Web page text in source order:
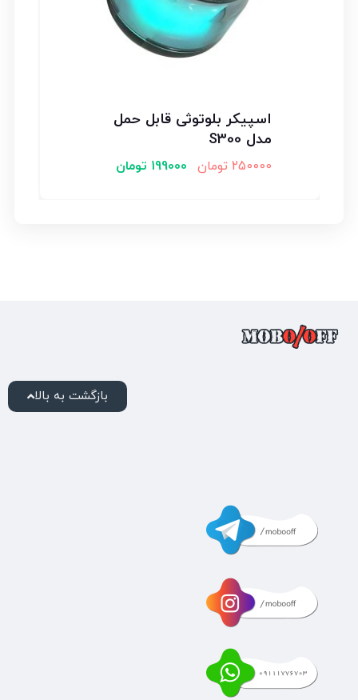
اسپیکر بلوتوثی قابل حمل
مدل S300
250000 تومان 199000 تومان
بازگشت به بالا